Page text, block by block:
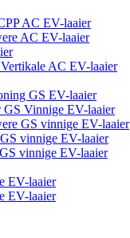
AC EV-laaier
AC EV-laaier
AC EV-laaier
GS EV-laaier
GS Vinnige EV-laaier
GS vinnige EV-laaier
vinnige EV-laaier
vinnige EV-laaier
EV-laaier
EV-laaier